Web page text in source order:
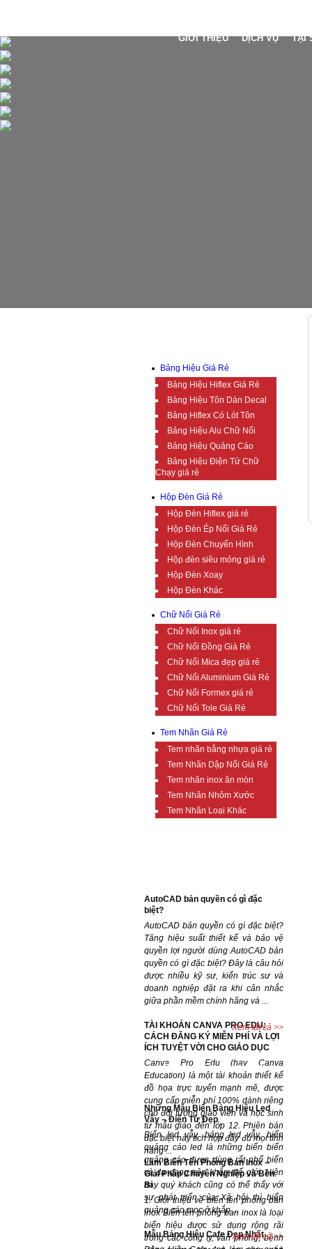
GIỚI THIỆU DỊCH VỤ TẠI
Bảng Hiệu Giá Rẻ
Bảng Hiệu Hiflex Giá Rẻ
Bảng Hiệu Tôn Dán Decal
Bảng Hiflex Có Lót Tôn
Bảng Hiệu Alu Chữ Nổi
Bảng Hiệu Quảng Cáo
Bảng Hiệu Điện Tử Chữ
Chạy giá rẻ
Hộp Đèn Giá Rẻ
Hộp Đèn Hiflex giá rẻ
Hộp Đèn Ép Nổi Giá Rẻ
Hộp Đèn Chuyển Hình
Hộp đèn siêu mỏng giá rẻ
Hộp Đèn Xoay
Hộp Đèn Khác
Chữ Nổi Giá Rẻ
Chữ Nổi Inox giá rẻ
Chữ Nổi Đồng Giá Rẻ
Chữ Nổi Mica đẹp giá rẻ
Chữ Nổi Aluminium Giá Rẻ
Chữ Nổi Formex giá rẻ
Chữ Nổi Tole Giá Rẻ
Tem Nhãn Giá Rẻ
Tem nhãn bằng nhựa giá rẻ
Tem Nhãn Dập Nổi Giá Rẻ
Tem nhãn inox ăn mòn
Tem Nhãn Nhôm Xước
Tem Nhãn Loại Khác
AutoCAD bản quyền có gì đặc
biệt?
AutoCAD bản quyền có gì đặc biệt?
Tăng hiệu suất thiết kế và bảo vệ
quyền lợi người dùng AutoCAD bản
quyền có gì đặc biệt? Đây là câu hỏi
được nhiều kỹ sư, kiến trúc sư và
doanh nghiệp đặt ra khi cân nhắc
giữa phần mềm chính hãng và ...
TÀI KHOẢN CANVA PRO EDU:
CÁCH ĐĂNG KÝ MIỄN PHÍ VÀ LỢI
ÍCH TUYỆT VỜI CHO GIÁO DỤC
Canva Pro Edu (hay Canva
Education) là một tài khoản thiết kế
đồ họa trực tuyến mạnh mẽ, được
cung cấp miễn phí 100% dành riêng
cho đối tượng giáo viên và học sinh
từ mẫu giáo đến lớp 12. Phiên bản
đặc biệt này tích hợp đầy đủ mọi tính
năng ...
Làm Biển Tên Phòng Ban Inox –
Giải Pháp Chuyên Nghiệp và Bền
Bỉ
1. Giới thiệu về biển tên phòng ban
inox Biển tên phòng ban inox là loại
biển hiệu được sử dụng rộng rãi
trong các công ty, văn phòng, bệnh
Xem tất cả >>
Dự án đã hoàn thành
Những Mẫu Biển Bảng Hiệu Led
Vẫy – Điện Tử Đẹp
Biển led vẫy, bảng led vẫy, biển
quảng cáo led là những biển biển
quảng cáo được dùng rất phổ biến
và đa dạng trên khắp thế giới. Hiện
nay quý khách cũng có thể thấy với
sự phát triển của Xã hội thì biển
quảng cáo mọc ở khắp ...
Mẫu Bảng Hiệu Cafe Đẹp Nhất
Xem tất cả >>